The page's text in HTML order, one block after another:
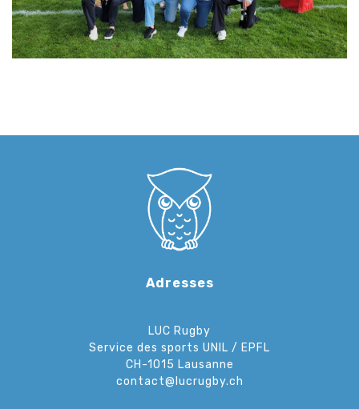
Adresses
LUC Rugby
Service des sports UNIL / EPFL
CH-1015 Lausanne
contact@lucrugby.ch